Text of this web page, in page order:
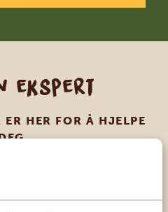
ekspert
ER HER FOR Å HJELPE